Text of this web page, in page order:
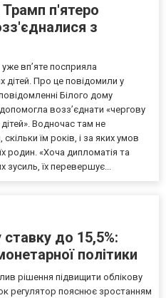
Трамп п'ятеро
з
впʼяте посприяла
дітей. Про це повідомили у
Білого дому
возз’єднати «чергову
дітей». Водночас там не
скільки їм років, і за яких умов
родин. «Хоча дипломатія та
їх перевершує...
до 15,5%:
політики
рішення підвищити облікову
регулятор пояснює зростанням